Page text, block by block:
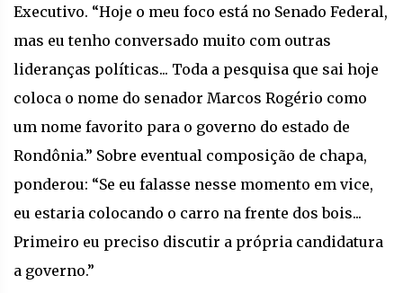
Executivo. “Hoje o meu foco está no Senado Federal,
mas eu tenho conversado muito com outras
lideranças políticas... Toda a pesquisa que sai hoje
coloca o nome do senador Marcos Rogério como
um nome favorito para o governo do estado de
Rondônia.” Sobre eventual composição de chapa,
ponderou: “Se eu falasse nesse momento em vice,
eu estaria colocando o carro na frente dos bois...
Primeiro eu preciso discutir a própria candidatura
a governo.”